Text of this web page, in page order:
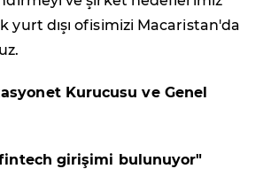
yurt dışı ofisimizi Macaristan'da
Kurucusu ve Genel
girişimi bulunuyor"